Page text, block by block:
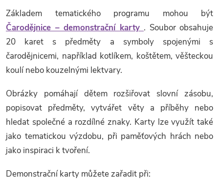
Základem tematického programu mohou být
Čarodějnice – demonstrační karty . Soubor obsahuje
20 karet s předměty a symboly spojenými s
čarodějnicemi, například kotlíkem, koštětem, věšteckou
koulí nebo kouzelnými lektvary.
Obrázky pomáhají dětem rozšiřovat slovní zásobu,
popisovat předměty, vytvářet věty a příběhy nebo
hledat společné a rozdílné znaky. Karty lze využít také
jako tematickou výzdobu, při paměťových hrách nebo
jako inspiraci k tvoření.
Demonstrační karty můžete zařadit při: